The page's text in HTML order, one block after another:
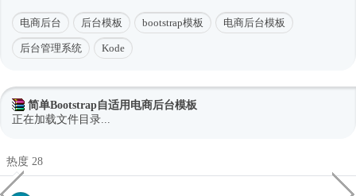
电商后台 后台模板 bootstrap模板 电商后台模板
后台管理系统 Kode
简单Bootstrap自适用电商后台模板
正在加载文件目录...
热度 28